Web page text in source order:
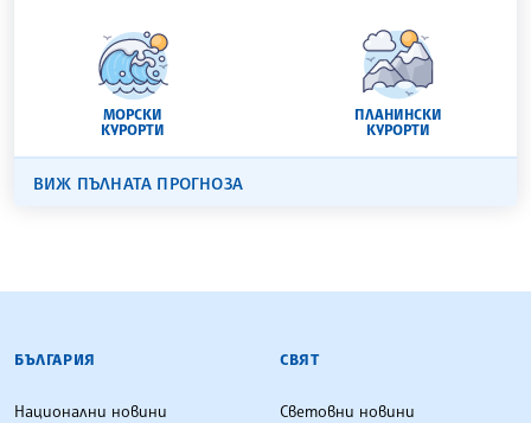
МОРСКИ
КУРОРТИ
ПЛАНИНСКИ
КУРОРТИ
ВИЖ ПЪЛНАТА ПРОГНОЗА
БЪЛГАРСКА ТЕЛЕГРАФНА АГЕНЦИЯ
БЪЛГАРИЯ
Национални новини
СВЯТ
Световни новини